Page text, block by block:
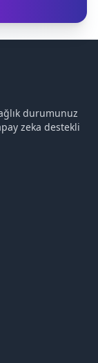
durumunuz
zeka destekli